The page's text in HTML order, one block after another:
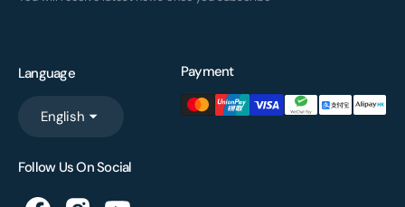
Language
English
Payment
Follow Us On Social